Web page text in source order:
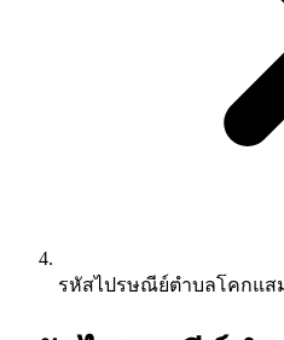
รหัสไปรษณีย์ตำบลโคกแส